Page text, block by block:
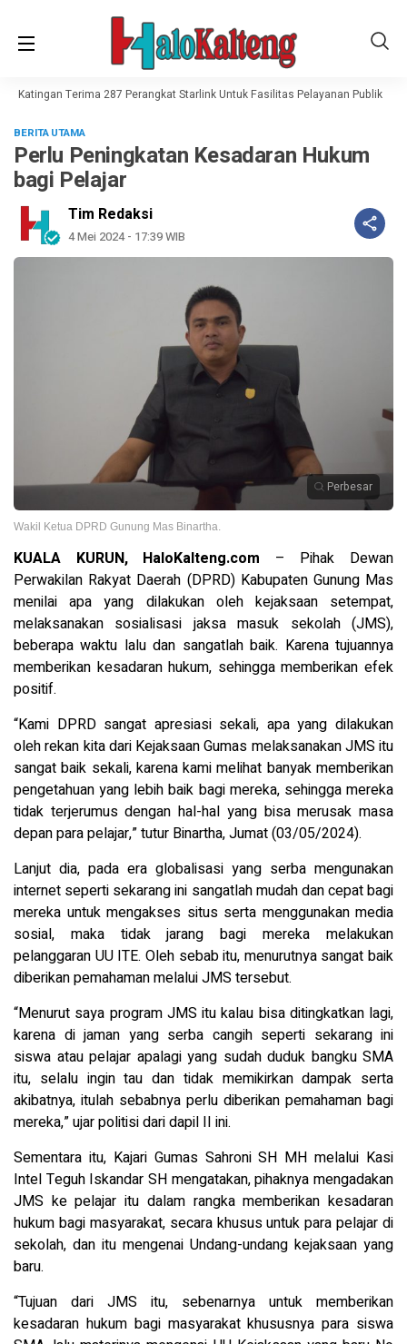
Katingan Terima 287 Perangkat Starlink Untuk Fasilitas Pelayanan Publik
BERITA UTAMA
Perlu Peningkatan Kesadaran Hukum
bagi Pelajar
Tim Redaksi
4 Mei 2024 - 17:39 WIB
Perbesar
Wakil Ketua DPRD Gunung Mas Binartha.
KUALA KURUN, HaloKalteng.com – Pihak Dewan
Perwakilan Rakyat Daerah (DPRD) Kabupaten Gunung Mas
menilai apa yang dilakukan oleh kejaksaan setempat,
melaksanakan sosialisasi jaksa masuk sekolah (JMS),
beberapa waktu lalu dan sangatlah baik. Karena tujuannya
memberikan kesadaran hukum, sehingga memberikan efek
positif.
“Kami DPRD sangat apresiasi sekali, apa yang dilakukan
oleh rekan kita dari Kejaksaan Gumas melaksanakan JMS itu
sangat baik sekali, karena kami melihat banyak memberikan
pengetahuan yang lebih baik bagi mereka, sehingga mereka
tidak terjerumus dengan hal-hal yang bisa merusak masa
depan para pelajar,” tutur Binartha, Jumat (03/05/2024).
Lanjut dia, pada era globalisasi yang serba mengunakan
internet seperti sekarang ini sangatlah mudah dan cepat bagi
mereka untuk mengakses situs serta menggunakan media
sosial, maka tidak jarang bagi mereka melakukan
pelanggaran UU ITE. Oleh sebab itu, menurutnya sangat baik
diberikan pemahaman melalui JMS tersebut.
“Menurut saya program JMS itu kalau bisa ditingkatkan lagi,
karena di jaman yang serba cangih seperti sekarang ini
siswa atau pelajar apalagi yang sudah duduk bangku SMA
itu, selalu ingin tau dan tidak memikirkan dampak serta
akibatnya, itulah sebabnya perlu diberikan pemahaman bagi
mereka,” ujar politisi dari dapil II ini.
Sementara itu, Kajari Gumas Sahroni SH MH melalui Kasi
Intel Teguh Iskandar SH mengatakan, pihaknya mengadakan
JMS ke pelajar itu dalam rangka memberikan kesadaran
hukum bagi masyarakat, secara khusus untuk para pelajar di
sekolah, dan itu mengenai Undang-undang kejaksaan yang
baru.
“Tujuan dari JMS itu, sebenarnya untuk memberikan
kesadaran hukum bagi masyarakat khususnya para siswa